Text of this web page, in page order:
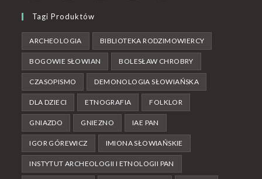
Tagi Produktów
ARCHEOLOGIA BIBLIOTEKA RODZIMOWIERCY
BOGOWIE SŁOWIAN BOLESŁAW CHROBRY
CZASOPISMO DEMONOLOGIA SŁOWIAŃSKA
DLA DZIECI ETNOGRAFIA FOLKLOR
GNIAZDO GNIEZNO IAE PAN
IGOR GÓREWICZ IMIONA SŁOWIAŃSKIE
INSTYTUT ARCHEOLOGII I ETNOLOGII PAN